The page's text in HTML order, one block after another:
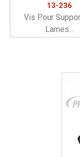
13-236
Vis Pour
Lames...